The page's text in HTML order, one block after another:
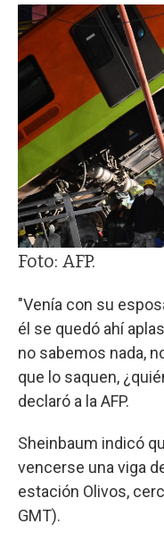
Foto: AFP.
"Venía con su
él se quedó ahí
no sabemos nada,
que lo saquen,
declaró a la AFP.
Sheinbaum indicó
vencerse una viga
estación Olivos,
GMT).